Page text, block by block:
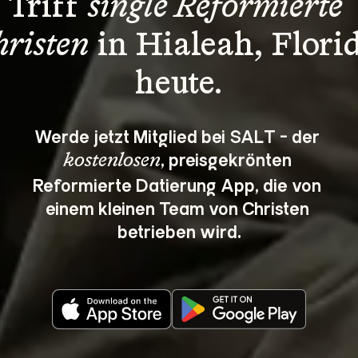
Triff single Reformierte
in Hialeah,
heute.
Werde jetzt Mitglied bei SALT - der
kostenlosen, preisgekrönten
Reformierte Datierung App, die von
einem kleinen Team von Christen
betrieben wird.